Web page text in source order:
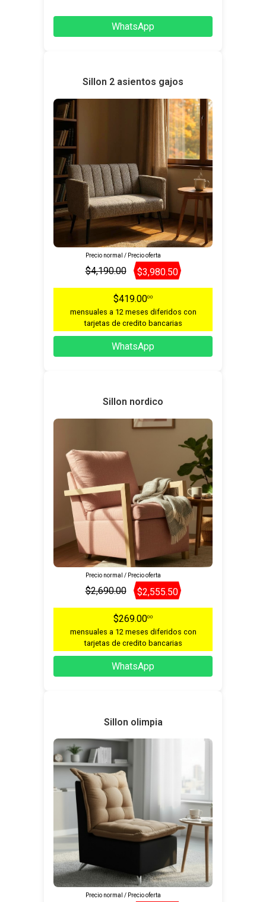
WhatsApp
Sillon 2 asientos gajos
Precio normal / Precio oferta
$4,190.00 $3,980.50
$419.0000
mensuales a 12 meses diferidos con
tarjetas de credito bancarias
WhatsApp
Sillon nordico
Precio normal / Precio oferta
$2,690.00 $2,555.50
$269.0000
mensuales a 12 meses diferidos con
tarjetas de credito bancarias
WhatsApp
Sillon olimpia
Precio normal / Precio oferta